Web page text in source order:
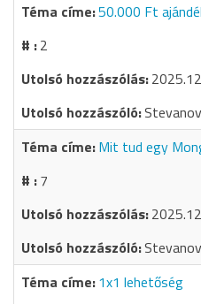
50.000 Ft
2
Mit tud egy
7
1x1 lehetőség